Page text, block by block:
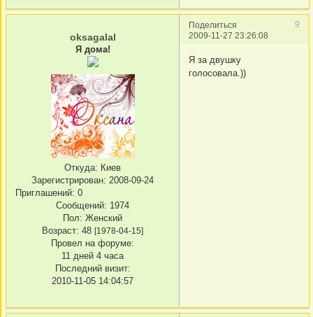
Поделиться
9
2009-11-27 23:26:08
oksagalal
Я дома!
Откуда: Киев
Зарегистрирован: 2008-09-24
Приглашений: 0
Сообщений: 1974
Пол: Женский
Возраст: 48 [1978-04-15]
Провел на форуме:
11 дней 4 часа
Последний визит:
2010-11-05 14:04:57
Я за двушку
голосовала.))